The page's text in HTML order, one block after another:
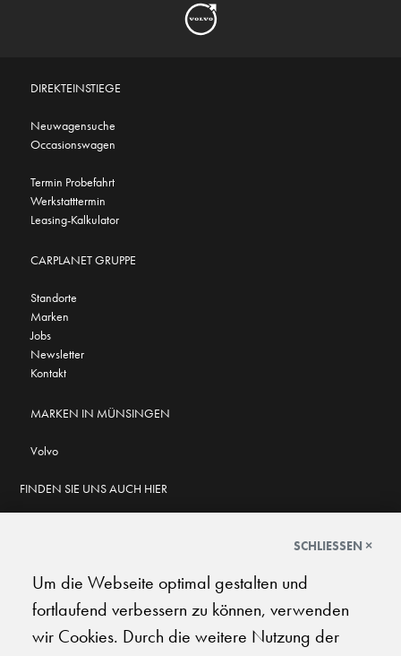
DIREKTEINSTIEGE
Neuwagensuche
Occasionswagen
Termin Probefahrt
Werkstatttermin
Leasing-Kalkulator
CARPLANET GRUPPE
Standorte
Marken
Jobs
Newsletter
Kontakt
MARKEN IN MÜNSINGEN
Volvo
FINDEN SIE UNS AUCH HIER
4.6 ★★★★★
★★★★★
SCHLIESSEN ×
Um die Webseite optimal gestalten und
fortlaufend verbessern zu können, verwenden
wir Cookies. Durch die weitere Nutzung der